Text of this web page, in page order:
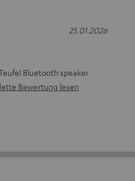
Bluetooth speaker
Bewertung lesen
25.01.2026